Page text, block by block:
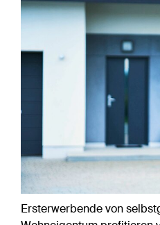
Ersterwerbende von